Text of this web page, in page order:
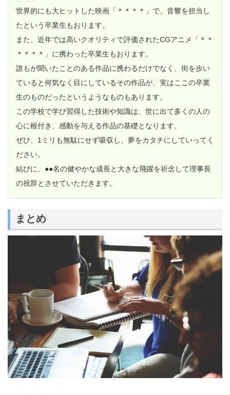
世界的にも大ヒットした映画「＊＊＊＊」で、音響を担当し
たという卒業生もおります。
また、近年では高いクオリティで評価されたCGアニメ「＊＊
＊＊＊＊」に携わった卒業生もおります。
誰もが聞いたことのある作品に携わるだけでなく、街を歩い
ていると何気なく目にしているその作品が、実はここの卒業
生のものだったというようなものもあります。
この学校で学び習得した技術や知識は、世に出て多くの人の
心に根付き、感動を与える作品の基礎となります。
ぜひ、1ミリも無駄にせず吸収し、夢をカタチにしていってく
ださい。
結びに、●●名の健やかな成長と大きな飛躍を祈念して理事長
の祝辞とさせていただきます。
まとめ